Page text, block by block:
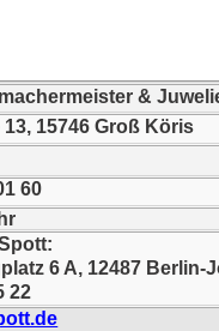
&
15746 Groß Köris
60
6 A, 12487 Berlin-
22